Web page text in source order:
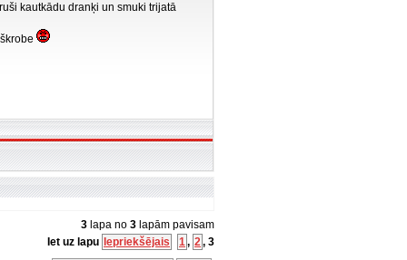
kautkādu dranķi un smuki trijatā
3 lapa no 3 lapām pavisam
Iet uz lapu Iepriekšējais 1, 2, 3